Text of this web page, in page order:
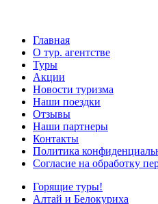
Главная
О тур. агентстве
Туры
Акции
Новости туризма
Наши поездки
Отзывы
Наши партнеры
Контакты
Политика
Согласие на обработку
Горящие туры!
Алтай и Белокуриха